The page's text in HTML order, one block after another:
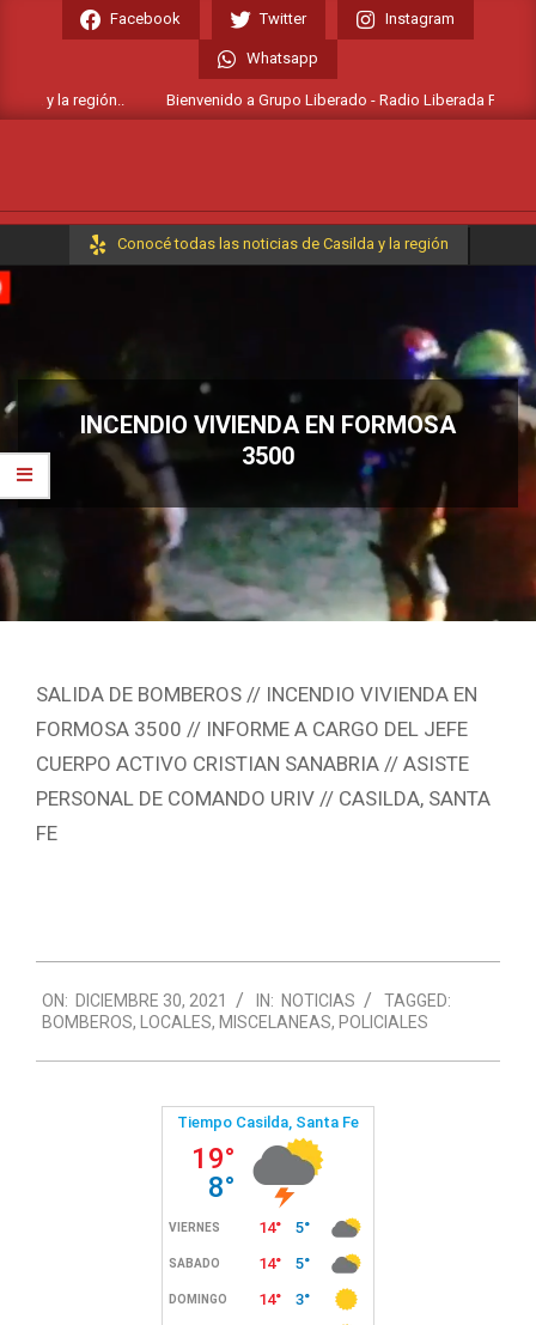
Facebook Twitter Instagram
Whatsapp
y la región.. Bienvenido a Grupo Liberado - Radio Liberada FM
Primary
Menu
Conocé todas las noticias de Casilda y la región
INCENDIO VIVIENDA EN FORMOSA
3500
SALIDA DE BOMBEROS // INCENDIO VIVIENDA EN
FORMOSA 3500 // INFORME A CARGO DEL JEFE
CUERPO ACTIVO CRISTIAN SANABRIA // ASISTE
PERSONAL DE COMANDO URIV // CASILDA, SANTA
FE
12-
30
ON: DICIEMBRE 30, 2021 IN: NOTICIAS
TAGGED:
BOMBEROS, LOCALES, MISCELANEAS, POLICIALES